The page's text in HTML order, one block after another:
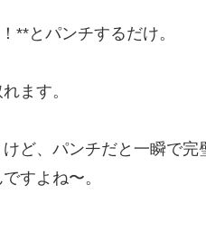
**とパンチするだけ。
ます。
ど、パンチだと一瞬で完
すよね〜。